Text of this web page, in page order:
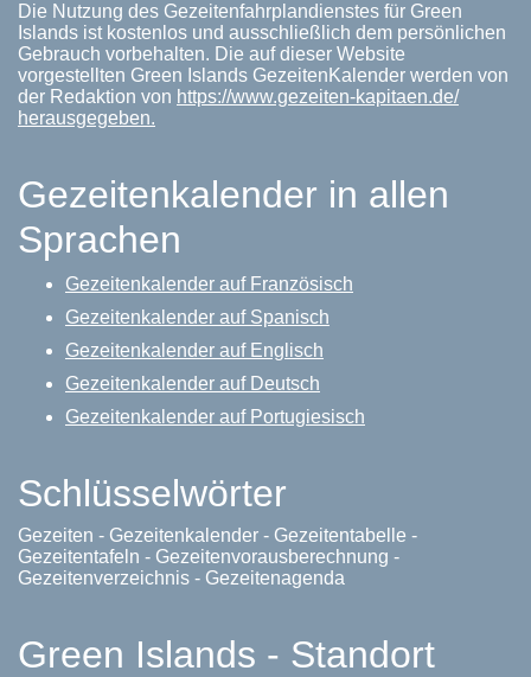
Die Nutzung des Gezeitenfahrplandienstes für Green
Islands ist kostenlos und ausschließlich dem persönlichen
Gebrauch vorbehalten. Die auf dieser Website
vorgestellten Green Islands GezeitenKalender werden von
der Redaktion von https://www.gezeiten-kapitaen.de/
herausgegeben.
Gezeitenkalender in allen
Sprachen
Gezeitenkalender auf Französisch
Gezeitenkalender auf Spanisch
Gezeitenkalender auf Englisch
Gezeitenkalender auf Deutsch
Gezeitenkalender auf Portugiesisch
Schlüsselwörter
Gezeiten - Gezeitenkalender - Gezeitentabelle -
Gezeitentafeln - Gezeitenvorausberechnung -
Gezeitenverzeichnis - Gezeitenagenda
Green Islands - Standort